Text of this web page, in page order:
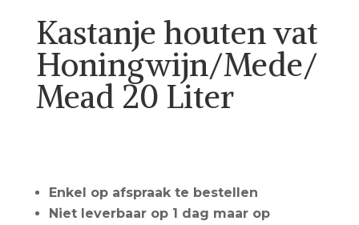
Kastanje houten vat
Honingwijn/Mede/
Mead 20 Liter
Enkel op afspraak te bestellen
Niet leverbaar op 1 dag maar op